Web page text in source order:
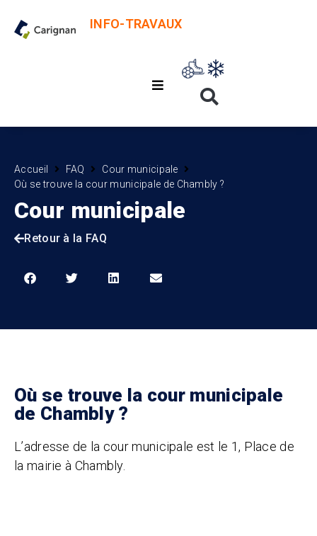
INFO-TRAVAUX
Accueil FAQ
Cour municipale
Où se trouve la cour municipale de Chambly ?
Cour municipale
Retour à la FAQ
Où se trouve la cour municipale
de Chambly ?
L’adresse de la cour municipale est le 1, Place de
la mairie à Chambly.